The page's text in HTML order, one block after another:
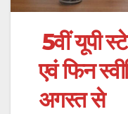
5वीं यूपी
एवं फिन
अगस्त से